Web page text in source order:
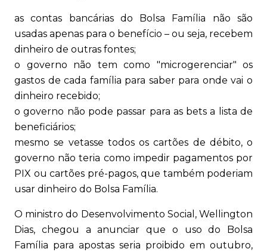
as contas bancárias do Bolsa Família não são
usadas apenas para o benefício – ou seja, recebem
dinheiro de outras fontes;
o governo não tem como "microgerenciar" os
gastos de cada família para saber para onde vai o
dinheiro recebido;
o governo não pode passar para as bets a lista de
beneficiários;
mesmo se vetasse todos os cartões de débito, o
governo não teria como impedir pagamentos por
PIX ou cartões pré-pagos, que também poderiam
usar dinheiro do Bolsa Família.
O ministro do Desenvolvimento Social, Wellington
Dias, chegou a anunciar que o uso do Bolsa
Família para apostas seria proibido em outubro,